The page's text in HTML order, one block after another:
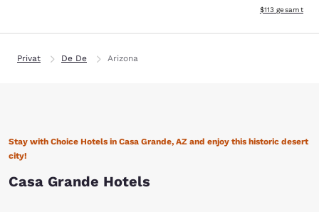
Geschätzte
$113 gesamt
Privat De De Arizona
Stay with Choice Hotels in Casa Grande, AZ and enjoy this historic desert
city!
Casa Grande Hotels